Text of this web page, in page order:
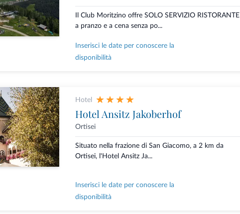
Il Club Moritzino offre SOLO SERVIZIO RISTORANTE
a pranzo e a cena senza po...
Inserisci le date per conoscere la
disponibilità
Hotel
Hotel Ansitz Jakoberhof
Ortisei
Situato nella frazione di San Giacomo, a 2 km da
Ortisei, l'Hotel Ansitz Ja...
Inserisci le date per conoscere la
disponibilità